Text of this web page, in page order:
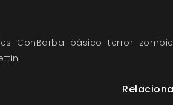
ConBarba básico terror